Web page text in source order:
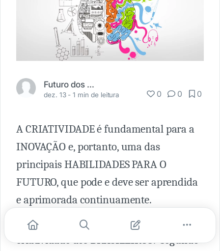
Futuro dos Negócios
dez. 13 -1 min de leitura 0 0 0
A CRIATIVIDADE é fundamental para a
INOVAÇÃO e, portanto, uma das
principais HABILIDADES PARA O
FUTURO, que pode e deve ser aprendida
e aprimorada continuamente.
⁉️ Nesse sentido, o que influencia a
criatividade dos BRASILEIROS? Segundo